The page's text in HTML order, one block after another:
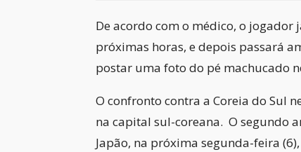
De acordo com o médico, o
próximas horas, e depois passará
postar uma foto do pé machucado
O confronto contra a Coreia do Sul
na capital sul-coreana. O segundo
Japão, na próxima segunda-feira